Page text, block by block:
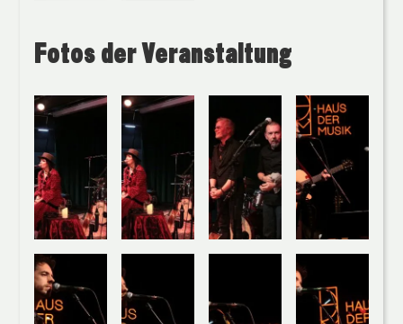
Fotos der Veranstaltung